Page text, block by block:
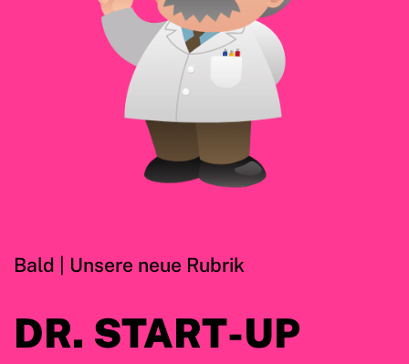
Bald | Unsere neue Rubrik
DR. START-UP